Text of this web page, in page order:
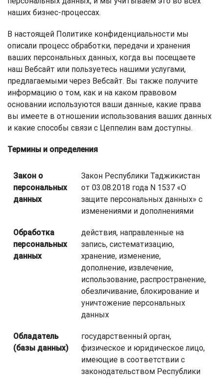
наших бизнес-процессах.
В настоящей Политике конфиденциальности мы
описали процесс обработки, передачи и хранения
ваших персональных данных, когда вы посещаете
наш Вебсайт или пользуетесь нашими услугами,
предлагаемыми через Вебсайт. Вы также получите
информацию о том, как и на каком правовом
основании используются ваши данные, какие права
вы имеете в отношении использования ваших данных
и какие способы связи с Цеппелин вам доступны.
Термины и определения
Закон о
персональных
данных
Закон Республики Таджикистан
от 03.08.2018 года N 1537 «О
защите персональных данных» с
изменениями и дополнениями
Обработка
персональных
данных
действия, направленные на
запись, систематизацию,
хранение, изменение,
дополнение, извлечение,
использование, распространение,
обезличивание, блокирование и
уничтожение персональных
данных
Обладатель
(базы данных)
государственный орган,
физическое и юридическое лицо,
имеющие в соответствии с
законодательством Республики